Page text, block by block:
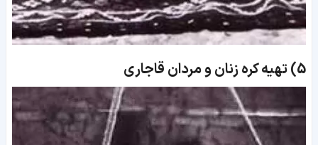
5) تهیه کره زنان و مردان قاجاری